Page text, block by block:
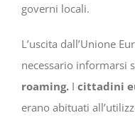
governi locali.
L’uscita dall’Unione
necessario informarsi
roaming. I cittadini
erano abituati